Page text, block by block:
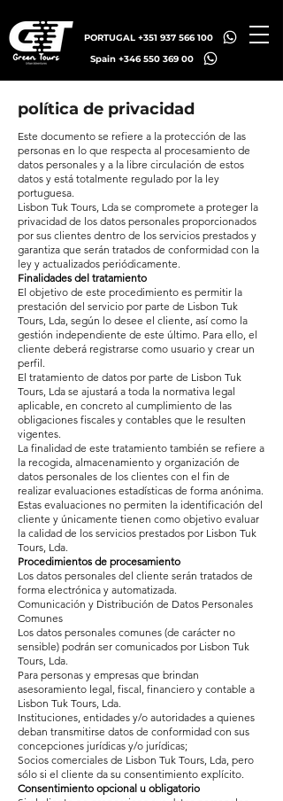
PORTUGAL +351 937 566 100
Spain +346 550 369 00
política de privacidad
Este documento se refiere a la protección de las
personas en lo que respecta al procesamiento de
datos personales y a la libre circulación de estos
datos y está totalmente regulado por la ley
portuguesa.
Lisbon Tuk Tours, Lda se compromete a proteger la
privacidad de los datos personales proporcionados
por sus clientes dentro de los servicios prestados y
garantiza que serán tratados de conformidad con la
ley y actualizados periódicamente.
Finalidades del tratamiento
El objetivo de este procedimiento es permitir la
prestación del servicio por parte de Lisbon Tuk
Tours, Lda, según lo desee el cliente, así como la
gestión independiente de este último. Para ello, el
cliente deberá registrarse como usuario y crear un
perfil.
El tratamiento de datos por parte de Lisbon Tuk
Tours, Lda se ajustará a toda la normativa legal
aplicable, en concreto al cumplimiento de las
obligaciones fiscales y contables que le resulten
vigentes.
La finalidad de este tratamiento también se refiere a
la recogida, almacenamiento y organización de
datos personales de los clientes con el fin de
realizar evaluaciones estadísticas de forma anónima.
Estas evaluaciones no permiten la identificación del
cliente y únicamente tienen como objetivo evaluar
la calidad de los servicios prestados por Lisbon Tuk
Tours, Lda.
Procedimientos de procesamiento
Los datos personales del cliente serán tratados de
forma electrónica y automatizada.
Comunicación y Distribución de Datos Personales
Comunes
Los datos personales comunes (de carácter no
sensible) podrán ser comunicados por Lisbon Tuk
Tours, Lda.
Para personas y empresas que brindan
asesoramiento legal, fiscal, financiero y contable a
Lisbon Tuk Tours, Lda.
Instituciones, entidades y/o autoridades a quienes
deban transmitirse datos de conformidad con sus
concepciones jurídicas y/o jurídicas;
Socios comerciales de Lisbon Tuk Tours, Lda, pero
sólo si el cliente da su consentimiento explícito.
Consentimiento opcional u obligatorio